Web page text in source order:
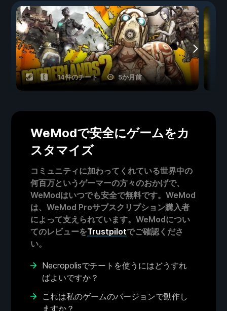
14件のチート 5か月前
WeModで安全にゲームをカ
スタマイズ
コミュニティに加わってくれている世界中の
何百万というゲーマーの方々のおかげで、
WeModはいつでも安全で無料です。WeMod
は、WeMod Proサブスクリプション購入者
によって支えられています。WeModについ
てのレビューをTrustpilotでご確認くださ
い。
Necropolisでチートを使うにはどうすれ
ばよいですか？
これは私のゲームのバージョンで動作し
ますか？